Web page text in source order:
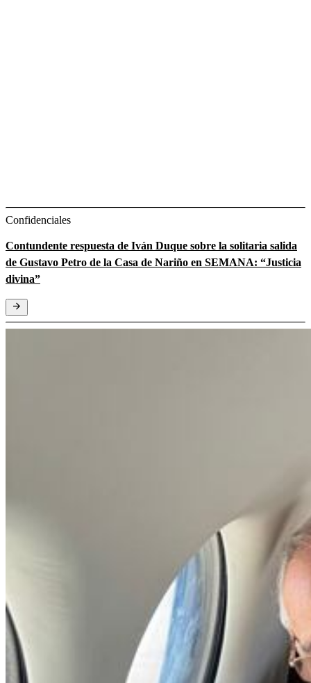
Confidenciales
Contundente respuesta de Iván Duque sobre la solitaria salida
de Gustavo Petro de la Casa de Nariño en SEMANA: “Justicia
divina”